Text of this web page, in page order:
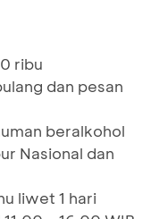
ribu
dan pesan
beralkohol
Nasional dan
liwet 1 hari